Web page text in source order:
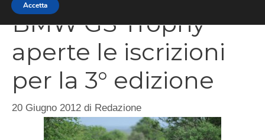
BMW GS Trophy
aperte le iscrizioni
per la 3° edizione
20 Giugno 2012 di Redazione
Accetta